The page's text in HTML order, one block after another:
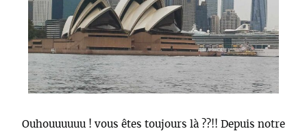
Ouhouuuuuu ! vous êtes toujours là ??!! Depuis notre